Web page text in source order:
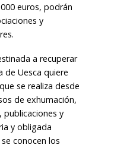
euros, podrán
y
a recuperar
de Uesca quiere
se realiza desde
de exhumación,
publicaciones y
y obligada
conocen los